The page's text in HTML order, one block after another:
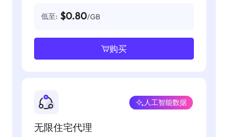
低至: $0.80/GB
购买
无限住宅代理
人工智能数据